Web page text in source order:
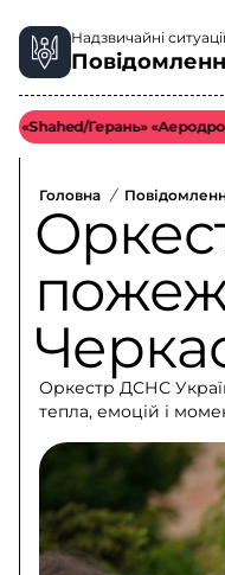
Надзвичайні ситуації
«Аеродром
Головна /
Оркестр ДСНС
тепла, емоцій і